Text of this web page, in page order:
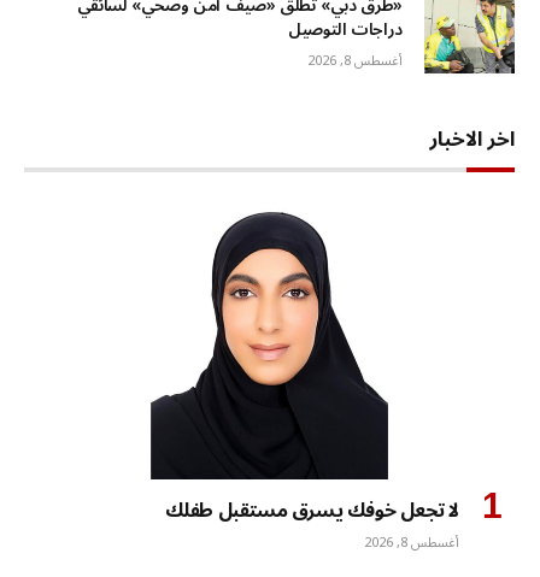
دراجات التوصيل
أغسطس 8, 2026
اخر الاخبار
لا تجعل خوفك يسرق مستقبل طفلك
أغسطس 8, 2026